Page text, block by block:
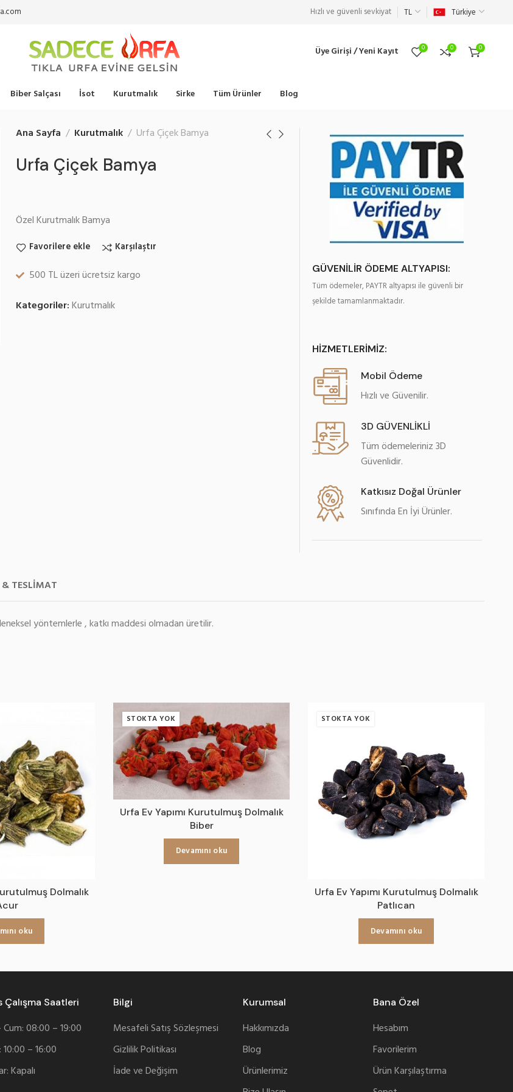
Hızlı ve güvenli sevkiyat TL Türkiye
Üye Girişi / Yeni Kayıt 0 0 0
Biber Salçası İsot Kurutmalık Sirke Tüm Ürünler Blog
Ana Sayfa Kurutmalık Urfa Çiçek Bamya
Urfa Çiçek Bamya
Özel Kurutmalık Bamya
Favorilere ekle Karşılaştır
500 TL üzeri ücretsiz kargo
Kategoriler:Kurutmalık
GÜVENİLİR ÖDEME ALTYAPISI:
Tüm ödemeler, PAYTR altyapısı ile güvenli bir
şekilde tamamlanmaktadır.
HİZMETLERİMİZ:
Mobil Ödeme
Hızlı ve Güvenilir.
3D GÜVENLİKLİ
Tüm ödemeleriniz 3D
Güvenlidir.
Katkısız Doğal Ürünler
Sınıfında En İyi Ürünler.
TESLIMAT
yöntemlerle , katkı maddesi olmadan üretilir.
Dolmalık
oku
STOKTA YOK
Urfa Ev Yapımı Kurutulmuş Dolmalık
Biber
Devamını oku
STOKTA YOK
Urfa Ev Yapımı Kurutulmuş Dolmalık
Patlıcan
Devamını oku
Çalışma Saatleri
08:00 – 19:00
10:00 – 16:00
Kapalı
Bilgi
Mesafeli Satış Sözleşmesi
Gizlilik Politikası
İade ve Değişim
Kurumsal
Hakkımızda
Blog
Ürünlerimiz
Bana Özel
Hesabım
Favorilerim
Ürün Karşılaştırma